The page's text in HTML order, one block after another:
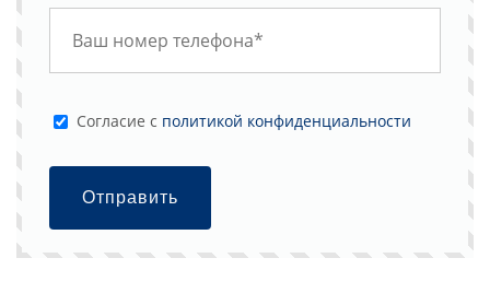
Cогласие с политикой конфиденциальности
Отправить